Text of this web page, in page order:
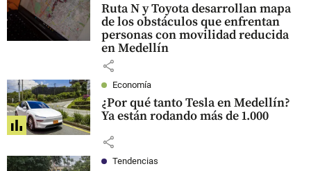
Ruta N y Toyota desarrollan mapa
de los obstáculos que enfrentan
personas con movilidad reducida
en Medellín
share
Economía
¿Por qué tanto Tesla en Medellín?
Ya están rodando más de 1.000
share
Tendencias